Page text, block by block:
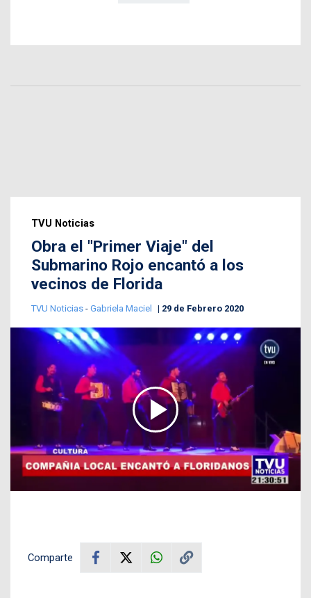
TVU Noticias
Obra el "Primer Viaje" del
Submarino Rojo encantó a los
vecinos de Florida
TVU Noticias - Gabriela Maciel 29 de Febrero 2020
Comparte